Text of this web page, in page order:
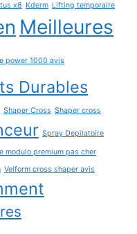
x8 Kderm Lifting temporaire
Meilleures
power 1000 avis
Durables
Shaper Cross Shaper cross
Spray Depilatoire
modulo premium pas cher
Velform cross shaper avis